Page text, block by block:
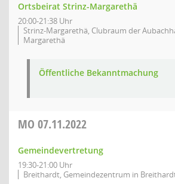
Ortsbeirat Strinz-Margarethä
20:00-21:38 Uhr
Strinz-Margarethä, Clubraum der
Margarethä
Öffentliche Bekanntmachung
MO 07.11.2022
Gemeindevertretung
19:30-21:00 Uhr
Breithardt, Gemeindezentrum in